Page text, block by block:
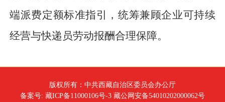
端派费定额标准指引，统筹兼顾企业可持续
经营与快递员劳动报酬合理保障。
版权所有：中共西藏自治区委员会办公厅
备案号: 藏ICP备11000106号-3 藏公网安备54010202000062号